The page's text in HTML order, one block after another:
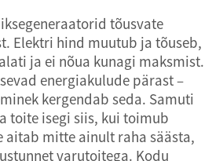
tõusvate
Elektri hind muutub ja tõuseb,
ja ei nõua kunagi maksmist.
energiakulude pärast –
kergendab seda. Samuti
toite isegi siis, kui toimub
aitab mitte ainult raha säästa,
varutoitega. Kodu